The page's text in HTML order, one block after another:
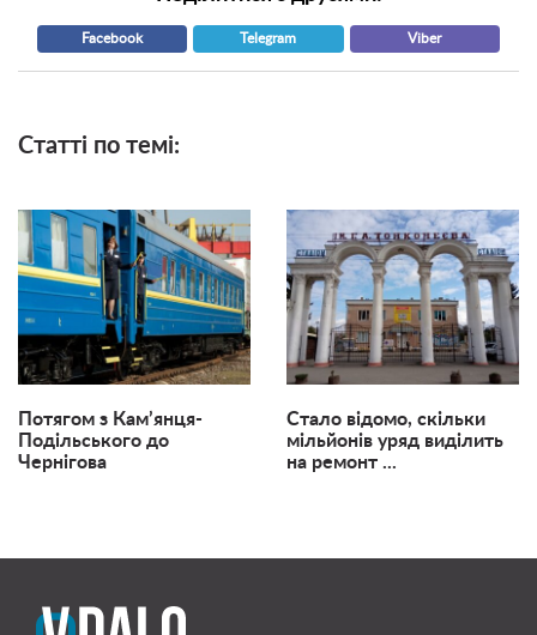
Facebook Telegram Viber
Статті по темі:
Потягом з Кам’янця-
Подільського до
Чернігова
Стало відомо, скільки
мільйонів уряд виділить
на ремонт ...